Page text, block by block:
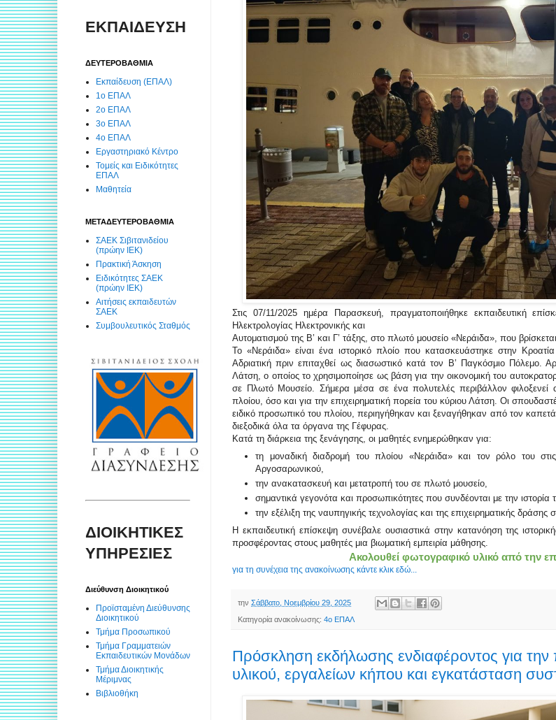
Στις 07/11/2025 ημέρα Παρασκευή, πραγματοποιήθηκε εκπαιδευτική
Ηλεκτρολογίας Ηλεκτρονικής και
Αυτοματισμού της Β’ και Γ’ τάξης, στο πλωτό μουσείο «Νεράιδα», που
Το «Νεράιδα» είναι ένα ιστορικό πλοίο που κατασκευάστηκε στην
Αδριατική πριν επιταχθεί ως διασωστικό κατά τον Β’ Παγκόσμιο Πόλεμο.
Λάτση, ο οποίος το χρησιμοποίησε ως βάση για την οικονομική του
σε Πλωτό Μουσείο. Σήμερα μέσα σε ένα πολυτελές περιβάλλον φιλοξενεί
πλοίου, όσο και για την επιχειρηματική πορεία του κύριου Λάτση. Οι
ειδικό προσωπικό του πλοίου, περιηγήθηκαν και ξεναγήθηκαν από τον
διεξοδικά όλα τα όργανα της Γέφυρας.
Κατά τη διάρκεια της ξενάγησης, οι μαθητές ενημερώθηκαν για:
τη μοναδική διαδρομή του πλοίου «Νεράιδα» και τον ρόλο του
Αργοσαρωνικού,
την ανακατασκευή και μετατροπή του σε πλωτό μουσείο,
σημαντικά γεγονότα και προσωπικότητες που συνδέονται με την ιστορία
την εξέλιξη της ναυπηγικής τεχνολογίας και της επιχειρηματικής δράσης
Η εκπαιδευτική επίσκεψη συνέβαλε ουσιαστικά στην κατανόηση της
προσφέροντας στους μαθητές μια βιωματική εμπειρία μάθησης.
Ακολουθεί φωτογραφικό υλικό από την
για τη συνέχεια της ανακοίνωσης κάντε κλικ εδώ...
την Σάββατο, Νοεμβρίου 29, 2025
Κατηγορία ανακοίνωσης: 4ο ΕΠΑΛ
Πρόσκληση εκδήλωσης ενδιαφέροντος για την
υλικού, εργαλείων κήπου και εγκατάσταση
ΕΚΠΑΙΔΕΥΣΗ
ΔΕΥΤΕΡΟΒΑΘΜΙΑ
Εκπαίδευση (ΕΠΑΛ)
1ο ΕΠΑΛ
2ο ΕΠΑΛ
3ο ΕΠΑΛ
4ο ΕΠΑΛ
Εργαστηριακό Κέντρο
Τομείς και Ειδικότητες
ΕΠΑΛ
Μαθητεία
ΜΕΤΑΔΕΥΤΕΡΟΒΑΘΜΙΑ
ΣΑΕΚ Σιβιτανιδείου
(πρώην ΙΕΚ)
Πρακτική Άσκηση
Ειδικότητες ΣΑΕΚ
(πρώην ΙΕΚ)
Αιτήσεις εκπαιδευτών
ΣΑΕΚ
Συμβουλευτικός Σταθμός
ΔΙΟΙΚΗΤΙΚΕΣ
ΥΠΗΡΕΣΙΕΣ
Διεύθυνση Διοικητικού
Προϊσταμένη Διεύθυνσης
Διοικητικού
Τμήμα Προσωπικού
Τμήμα Γραμματειών
Εκπαιδευτικών Μονάδων
Τμήμα Διοικητικής
Μέριμνας
Βιβλιοθήκη